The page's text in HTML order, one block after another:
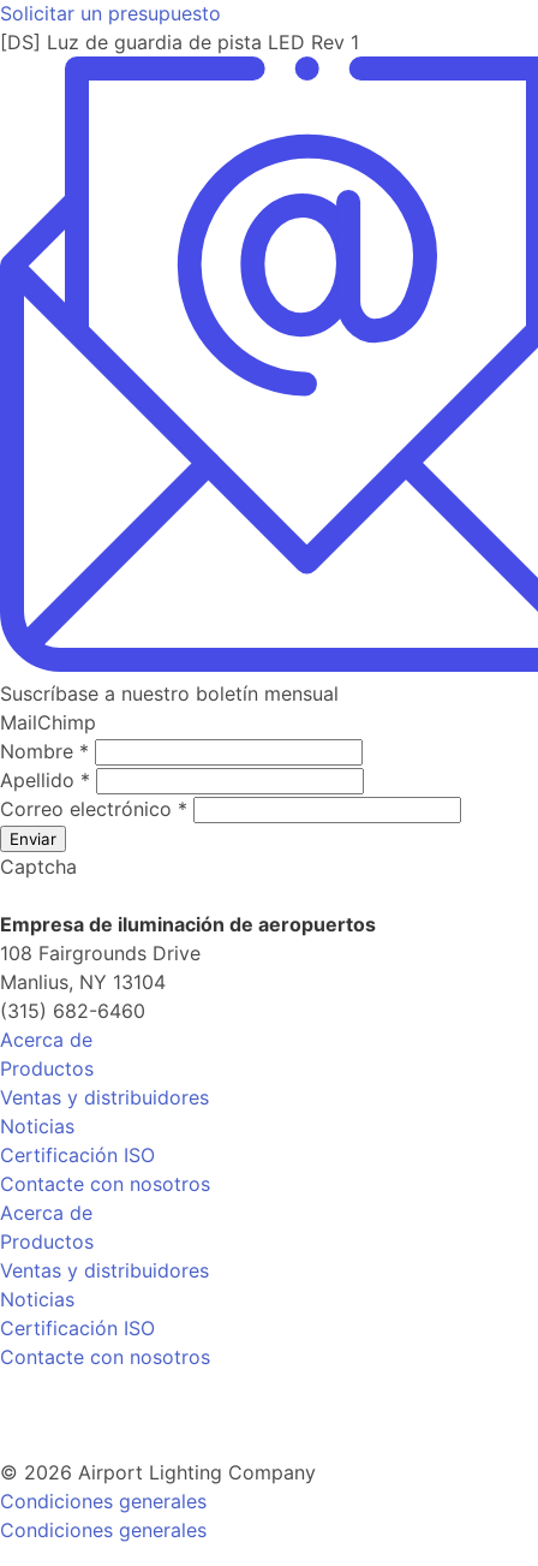
Solicitar un presupuesto
[DS] Luz de guardia de pista LED Rev 1
Suscríbase a nuestro boletín mensual
MailChimp
Nombre *
Apellido *
Correo electrónico *
Enviar
Captcha
Empresa de iluminación de aeropuertos
108 Fairgrounds Drive
Manlius, NY 13104
(315) 682-6460
Acerca de
Productos
Ventas y distribuidores
Noticias
Certificación ISO
Contacte con nosotros
Acerca de
Productos
Ventas y distribuidores
Noticias
Certificación ISO
Contacte con nosotros
© 2026 Airport Lighting Company
Condiciones generales
Condiciones generales